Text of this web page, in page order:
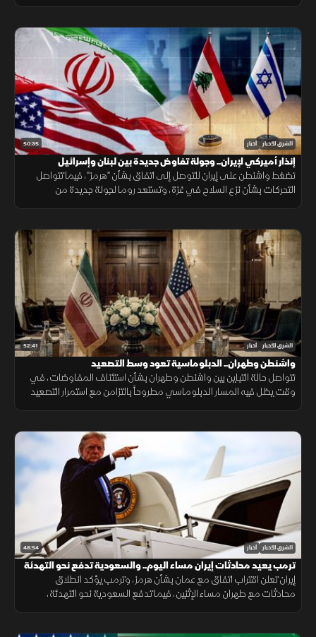
50:35 الشرق للأخبار أخبار
إنذار أميركي لإيران.. وجولة تفاوض جديدة بين لبنان وإسرائيل
تضغط واشنطن على إيران للتوصل إلى اتفاق بشأن "هرمز"، فيما تتواصل
التحركات بشأن نزع السلاح في غزة، وتستعد روما لجولة جديدة من
52:41 الشرق للأخبار أخبار
واشنطن وطهران.. الدبلوماسية تعود وسط التصعيد
تتواصل حالة التباين بين واشنطن وطهران بشأن استئناف المفاوضات، في
وقت يظل فيه المسار الدبلوماسي مطروحاً بالتزامن مع استمرار التصعيد
48:54 الشرق للأخبار أخبار
ترمب يعيد محادثات إيران مساء اليوم.. والسعودية تدفع نحو التهدئة
إيران تعلن اقتراب اتفاق مع عمان بشأن هرمز، وترمب يؤكد انطلاق
محادثات مع طهران مساء الإثنين، فيما تدفع السعودية نحو التهدئة،